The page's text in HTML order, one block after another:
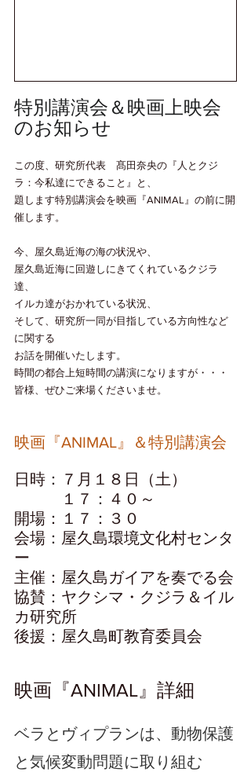
特別講演会＆映画上映会
のお知らせ
この度、研究所代表　髙田奈央の『人とクジ
ラ：今私達にできること』と、
題します特別講演会を映画『ANIMAL』の前に開
催します。
今、屋久島近海の海の状況や、
屋久島近海に回遊しにきてくれているクジラ
達、
イルカ達がおかれている状況、
そして、研究所一同が目指している方向性など
に関する
お話を開催いたします。
時間の都合上短時間の講演になりますが・・・
皆様、ぜひご来場くださいませ。
映画『ANIMAL』＆特別講演会
日時：７月１８日（土）
１７：４０～
開場：１７：３０
会場：屋久島環境文化村センタ
ー
主催：屋久島ガイアを奏でる会
協賛：ヤクシマ・クジラ＆イル
カ研究所
後援：屋久島町教育委員会
映画『ANIMAL』詳細
ベラとヴィプランは、動物保護
と気候変動問題に取り組む